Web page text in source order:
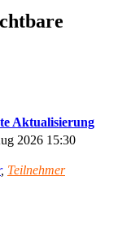
Aktualisierung
2026 15:30
, Teilnehmer